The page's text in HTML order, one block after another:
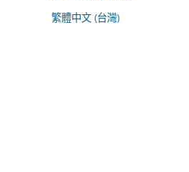
繁體中文 (台灣)